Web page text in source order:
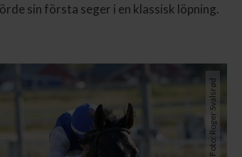
sin första seger i en klassisk löpning.
Foto: Roger Svalsrød